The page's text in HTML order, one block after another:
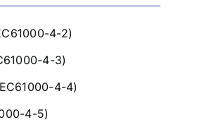
4-2)
4-3)
4-4)
4-5)